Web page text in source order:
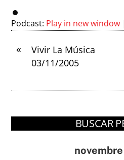
Podcast: Play in new window |
«
Vivir La Música
03/11/2005
BUSCAR